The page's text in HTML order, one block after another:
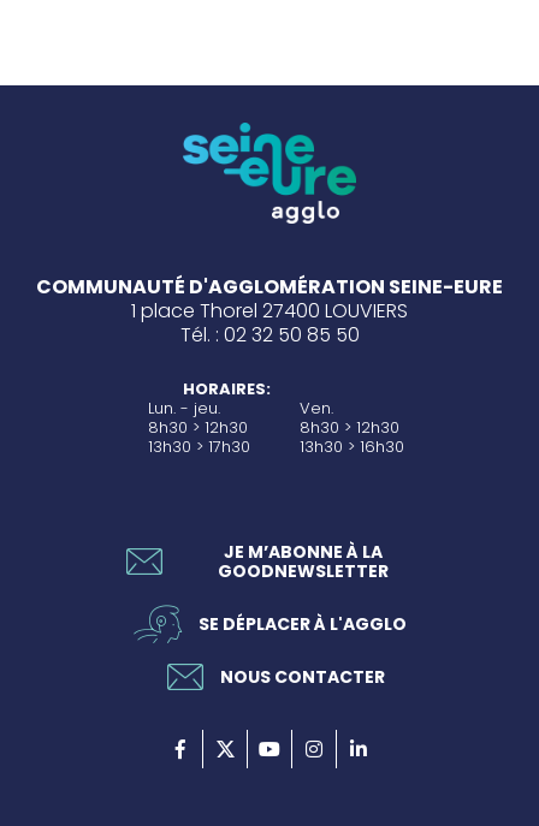
COMMUNAUTÉ D'AGGLOMÉRATION SEINE-EURE
1 place Thorel 27400 LOUVIERS
Tél. : 02 32 50 85 50
HORAIRES:
Lun. - jeu.
8h30 > 12h30
13h30 > 17h30
Ven.
8h30 > 12h30
13h30 > 16h30
JE M’ABONNE À LA
GOODNEWSLETTER
SE DÉPLACER À L'AGGLO
NOUS CONTACTER